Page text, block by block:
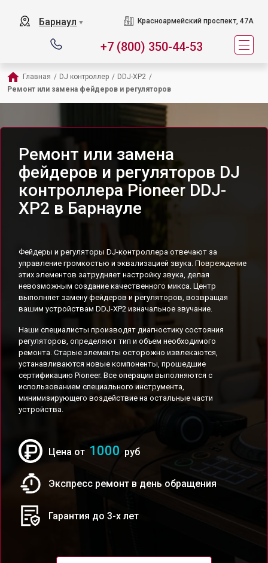
Барнаул ▼ Красноармейский проспект, 47А
+7 (800) 350-44-53
Главная / DJ контроллер / DDJ-XP2 /
Ремонт или замена фейдеров и регуляторов
Ремонт или замена
фейдеров и регуляторов DJ
контроллера Pioneer DDJ-
XP2 в Барнауле
Фейдеры и регуляторы DJ-контроллера отвечают за
управление громкостью и эквализацией звука. Повреждение
этих элементов затрудняет настройку звука, делая
невозможным создание качественного микса. Центр
выполняет замену фейдеров и регуляторов, возвращая
вашим устройствам DDJ-XP2 изначальное звучание.
Наши специалисты производят диагностику состояния
регуляторов, определяют тип и объем необходимого
ремонта. Старые элементы осторожно извлекаются,
устанавливаются новые компоненты, прошедшие
сертификацию Pioneer. Все операции выполняются с
использованием специального инструмента,
минимизирующего воздействие на остальные части
устройства.
Цена от 1000 руб
Экспресс ремонт в день обращения
Гарантия до 3-х лет